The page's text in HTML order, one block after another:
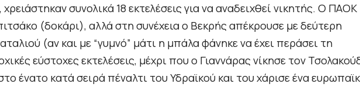
συνολικά 18 εκτελέσεις για να αναδειχθεί νικητής. Ο ΠΑΟΚ
(δοκάρι), αλλά στη συνέχεια ο Βεκρής απέκρουσε με δεύτερη
(αν και με “γυμνό” μάτι η μπάλα φάνηκε να έχει περάσει τη
εύστοχες εκτελέσεις, μέχρι που ο Γιαννάρας νίκησε τον
ένατο κατά σειρά πέναλτι του Υδραϊκού και του χάρισε ένα